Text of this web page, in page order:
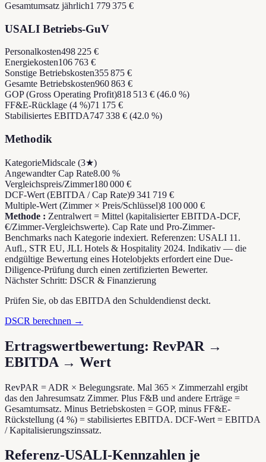
Gesamtumsatz jährlich1 779 375 €
USALI Betriebs-GuV
Personalkosten498 225 €
Energiekosten106 763 €
Sonstige Betriebskosten355 875 €
Gesamte Betriebskosten960 863 €
GOP (Gross Operating Profit)818 513 € (46.0 %)
FF&E-Rücklage (4 %)71 175 €
Stabilisiertes EBITDA747 338 € (42.0 %)
Methodik
KategorieMidscale (3★)
Angewandter Cap Rate8.00 %
Vergleichspreis/Zimmer180 000 €
DCF-Wert (EBITDA / Cap Rate)9 341 719 €
Multiple-Wert (Zimmer × Preis/Schlüssel)8 100 000 €
Methode : Zentralwert = Mittel (kapitalisierter EBITDA-DCF,
€/Zimmer-Vergleichswerte). Cap Rate und Pro-Zimmer-
Benchmarks nach Kategorie indexiert. Referenzen: USALI 11.
Aufl., STR EU, JLL Hotels & Hospitality 2024. Indikativ — die
endgültige Bewertung eines Hotelobjekts erfordert eine Due-
Diligence-Prüfung durch einen zertifizierten Bewerter.
Nächster Schritt: DSCR & Finanzierung
Prüfen Sie, ob das EBITDA den Schuldendienst deckt.
DSCR berechnen →
Ertragswertbewertung: RevPAR →
EBITDA → Wert
RevPAR = ADR × Belegungsrate. Mal 365 × Zimmerzahl ergibt
das den Jahresumsatz Zimmer. Plus F&B und andere Erträge =
Gesamtumsatz. Minus Betriebskosten = GOP, minus FF&E-
Rückstellung (4 %) = stabilisiertes EBITDA. DCF-Wert = EBITDA
/ Kapitalisierungszinssatz.
Referenz-USALI-Kennzahlen je